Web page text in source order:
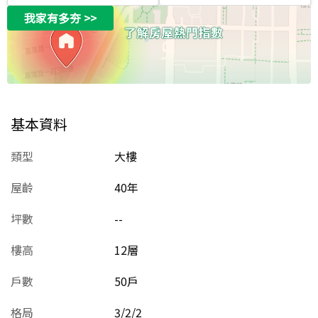
我家有多夯>>
基本資料
類型
大樓
屋齡
40年
坪數
--
樓高
12層
戶數
50戶
格局
3/2/2